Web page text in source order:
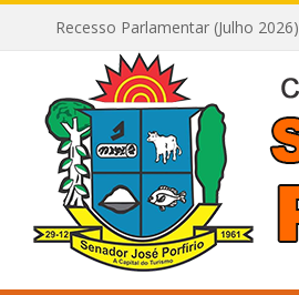
Recesso Parlamentar (Julho 2026)